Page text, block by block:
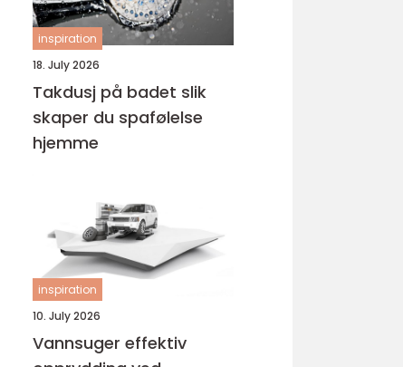
inspiration
18. July 2026
Takdusj på badet slik
skaper du spafølelse
hjemme
inspiration
10. July 2026
Vannsuger effektiv